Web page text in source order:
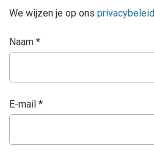
We wijzen je op ons privacybeleid
Naam *
E-mail *